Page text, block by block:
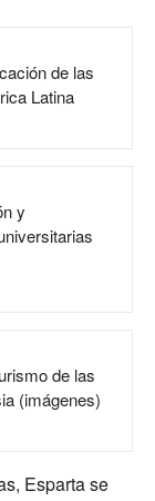
de las
Latina
y
de las
(imágenes)
Esparta se